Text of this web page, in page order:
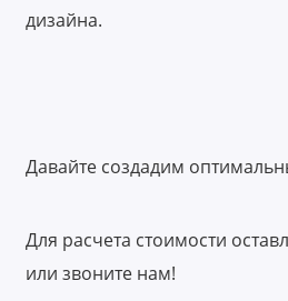
дизайна.
Давайте создадим
Для расчета стоимости
или звоните нам!